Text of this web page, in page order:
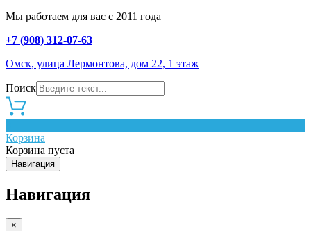
Мы работаем для вас с 2011 года
+7 (908) 312-07-63
Омск, улица Лермонтова, дом 22, 1 этаж
Поиск
Корзина
Корзина пуста
Навигация
Навигация
×